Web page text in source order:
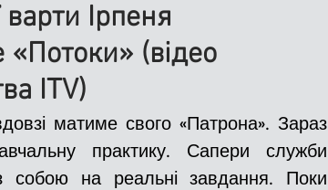
Коронавірус
Рятувальники Паркування
Ірпеня
(відео
ITV)
матиме свого «Патрона». Зараз
практику. Сапери служби
собою на реальні завдання. Поки